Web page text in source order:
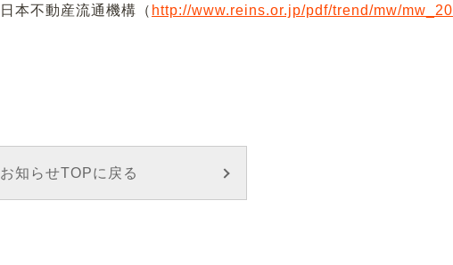
本不動産流通機構（ http://www.reins.or.jp/pdf/trend/mw/mw_20
お知らせTOPに戻る